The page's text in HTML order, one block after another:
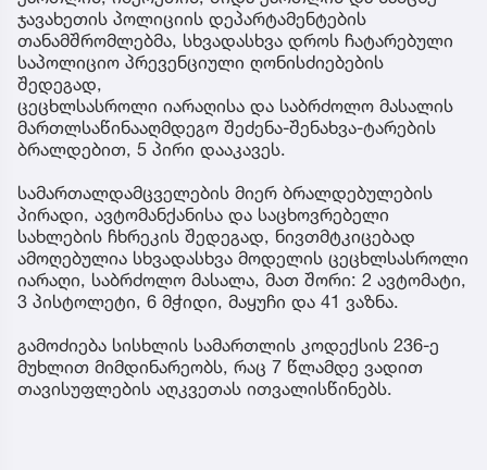
ჯავახეთის პოლიციის დეპარტამენტების
თანამშრომლებმა, სხვადასხვა დროს ჩატარებული
საპოლიციო პრევენციული ღონისძიებების
შედეგად,
ცეცხლსასროლი იარაღისა და საბრძოლო მასალის
მართლსაწინააღმდეგო შეძენა-შენახვა-ტარების
ბრალდებით, 5 პირი დააკავეს.
სამართალდამცველების მიერ ბრალდებულების
პირადი, ავტომანქანისა და საცხოვრებელი
სახლების ჩხრეკის შედეგად, ნივთმტკიცებად
ამოღებულია სხვადასხვა მოდელის ცეცხლსასროლი
იარაღი, საბრძოლო მასალა, მათ შორი: 2 ავტომატი,
3 პისტოლეტი, 6 მჭიდი, მაყუჩი და 41 ვაზნა.
გამოძიება სისხლის სამართლის კოდექსის 236-ე
მუხლით მიმდინარეობს, რაც 7 წლამდე ვადით
თავისუფლების აღკვეთას ითვალისწინებს.